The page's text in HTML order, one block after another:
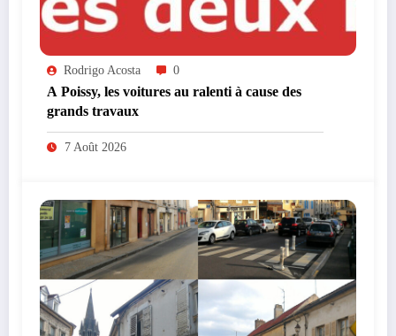
Rodrigo Acosta 0
A Poissy, les voitures au ralenti à cause des
grands travaux
7 Août 2026